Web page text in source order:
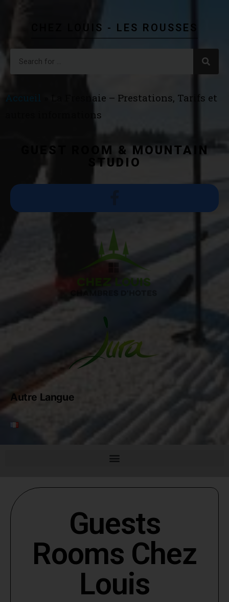
CHEZ LOUIS - LES ROUSSES
Accueil
La Fresnaie – Prestations, Tarifs et
autres informations
GUEST ROOM & MOUNTAIN
STUDIO
Autre Langue
Guests
Rooms Chez
Louis